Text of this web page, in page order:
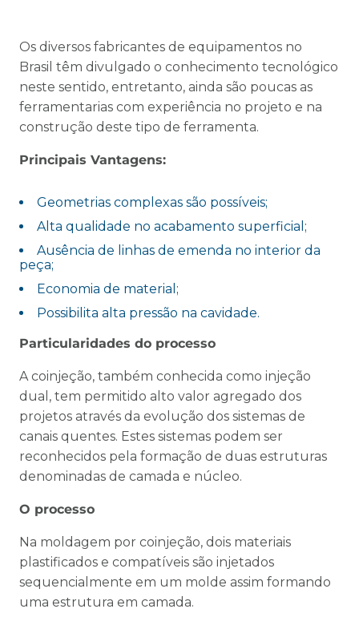
Os diversos fabricantes de equipamentos no
Brasil têm divulgado o conhecimento tecnológico
neste sentido, entretanto, ainda são poucas as
ferramentarias com experiência no projeto e na
construção deste tipo de ferramenta.
Principais Vantagens:
Geometrias complexas são possíveis;
Alta qualidade no acabamento superficial;
Ausência de linhas de emenda no interior da
peça;
Economia de material;
Possibilita alta pressão na cavidade.
Particularidades do processo
A coinjeção, também conhecida como injeção
dual, tem permitido alto valor agregado dos
projetos através da evolução dos sistemas de
canais quentes. Estes sistemas podem ser
reconhecidos pela formação de duas estruturas
denominadas de camada e núcleo.
O processo
Na moldagem por coinjeção, dois materiais
plastificados e compatíveis são injetados
sequencialmente em um molde assim formando
uma estrutura em camada.